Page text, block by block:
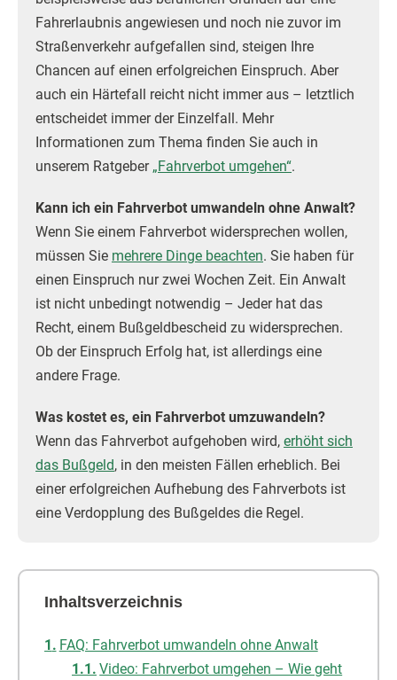
Fahrerlaubnis angewiesen und noch nie zuvor im
Straßenverkehr aufgefallen sind, steigen Ihre
Chancen auf einen erfolgreichen Einspruch. Aber
auch ein Härtefall reicht nicht immer aus – letztlich
entscheidet immer der Einzelfall. Mehr
Informationen zum Thema finden Sie auch in
unserem Ratgeber „Fahrverbot umgehen“.
Kann ich ein Fahrverbot umwandeln ohne Anwalt?
Wenn Sie einem Fahrverbot widersprechen wollen,
müssen Sie mehrere Dinge beachten. Sie haben für
einen Einspruch nur zwei Wochen Zeit. Ein Anwalt
ist nicht unbedingt notwendig – Jeder hat das
Recht, einem Bußgeldbescheid zu widersprechen.
Ob der Einspruch Erfolg hat, ist allerdings eine
andere Frage.
Was kostet es, ein Fahrverbot umzuwandeln?
Wenn das Fahrverbot aufgehoben wird, erhöht sich
das Bußgeld, in den meisten Fällen erheblich. Bei
einer erfolgreichen Aufhebung des Fahrverbots ist
eine Verdopplung des Bußgeldes die Regel.
Inhaltsverzeichnis
FAQ: Fahrverbot umwandeln ohne Anwalt
Video: Fahrverbot umgehen – Wie geht